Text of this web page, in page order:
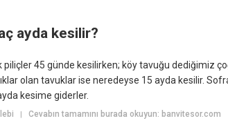
ayda kesilir?
piliçler 45 günde kesilirken; köy tavuğu dediğimiz
olan tavuklar ise neredeyse 15 ayda kesilir.
kesime giderler.
| Cevabın tamamını burada okuyun: banvitesor.com